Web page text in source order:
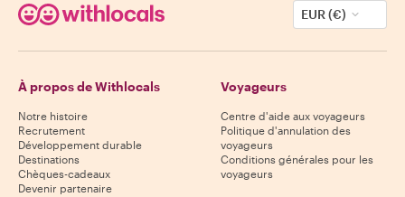
EUR (€)
À propos de Withlocals
Notre histoire
Recrutement
Développement durable
Destinations
Chèques-cadeaux
Devenir partenaire
Voyageurs
Centre d'aide aux voyageurs
Politique d'annulation des
voyageurs
Conditions générales pour les
voyageurs